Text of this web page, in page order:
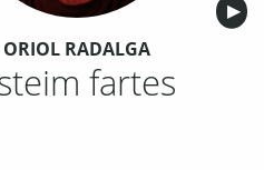
▶︎
ORIOL RADALGA
fartes